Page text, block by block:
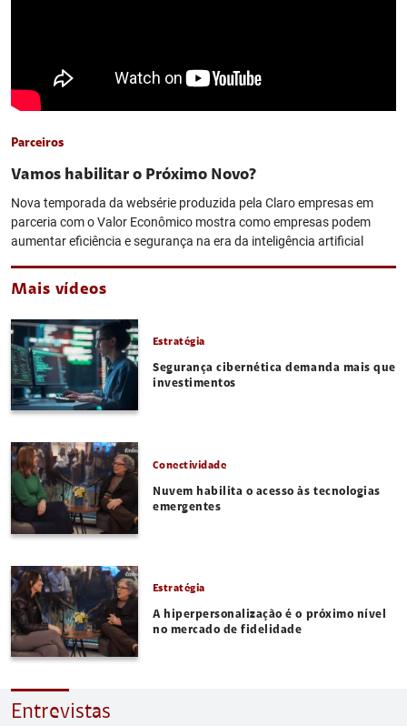
Parceiros
Vamos habilitar o Próximo Novo?
Nova temporada da websérie produzida pela Claro empresas em
parceria com o Valor Econômico mostra como empresas podem
aumentar eficiência e segurança na era da inteligência artificial
Mais vídeos
Estratégia
Segurança cibernética demanda mais que
investimentos
Conectividade
Nuvem habilita o acesso às tecnologias
emergentes
Estratégia
A hiperpersonalização é o próximo nível
no mercado de fidelidade
Entrevistas